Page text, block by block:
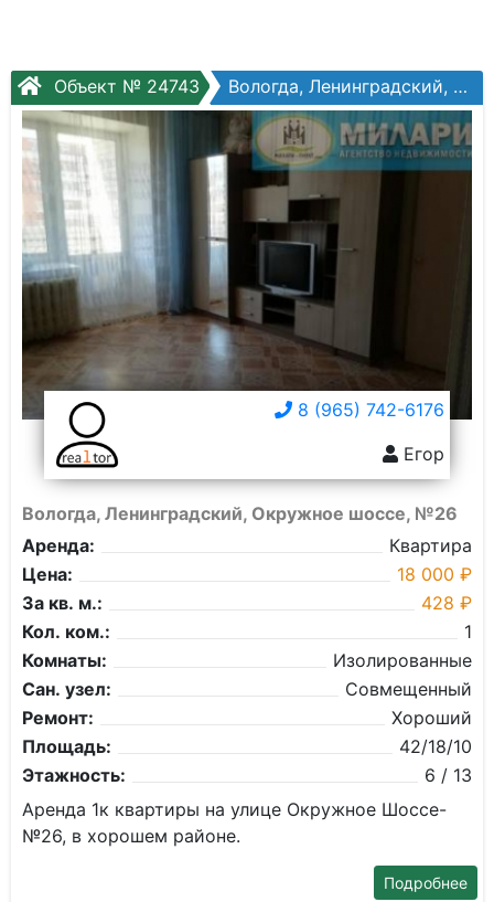
Объект № 24743 Вологда, Ленинградский, Окружное шоссе, №26
8 (965) 742-6176
Егор
Вологда, Ленинградский, Окружное шоссе, №26
Аренда:
Квартира
Цена:
18 000 ₽
За кв. м.:
428 ₽
Кол. ком.:
1
Комнаты:
Изолированные
Сан. узел:
Совмещенный
Ремонт:
Хороший
Площадь:
42/18/10
Этажность:
6 / 13
Аренда 1к квартиры на улице Окружное Шоссе-
№26, в хорошем районе.
Подробнее